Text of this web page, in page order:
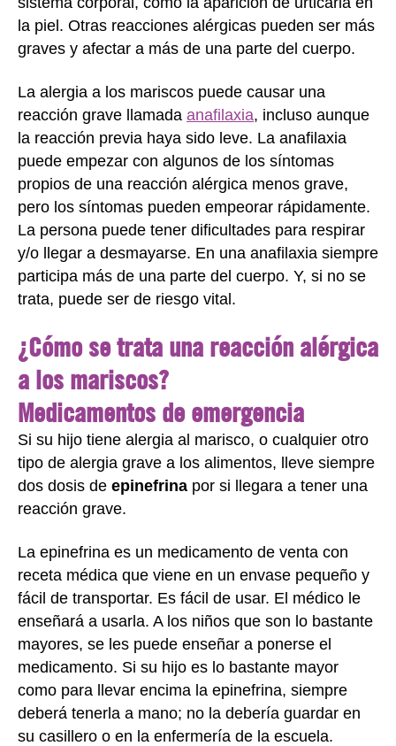
la piel. Otras reacciones alérgicas pueden ser más
graves y afectar a más de una parte del cuerpo.
La alergia a los mariscos puede causar una
reacción grave llamada anafilaxia, incluso aunque
la reacción previa haya sido leve. La anafilaxia
puede empezar con algunos de los síntomas
propios de una reacción alérgica menos grave,
pero los síntomas pueden empeorar rápidamente.
La persona puede tener dificultades para respirar
y/o llegar a desmayarse. En una anafilaxia siempre
participa más de una parte del cuerpo. Y, si no se
trata, puede ser de riesgo vital.
¿Cómo se trata una reacción alérgica
a los mariscos?
Medicamentos de emergencia
Si su hijo tiene alergia al marisco, o cualquier otro
tipo de alergia grave a los alimentos, lleve siempre
dos dosis de epinefrina por si llegara a tener una
reacción grave.
La epinefrina es un medicamento de venta con
receta médica que viene en un envase pequeño y
fácil de transportar. Es fácil de usar. El médico le
enseñará a usarla. A los niños que son lo bastante
mayores, se les puede enseñar a ponerse el
medicamento. Si su hijo es lo bastante mayor
como para llevar encima la epinefrina, siempre
deberá tenerla a mano; no la debería guardar en
su casillero o en la enfermería de la escuela.